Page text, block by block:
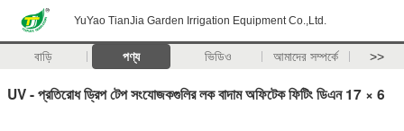
YuYao TianJia Garden Irrigation Equipment Co.,Ltd.
বাড়ি পণ্য ভিডিও আমাদের সম্পর্কে >>
UV - প্রতিরোধ ড্রিপ টেপ সংযোজকগুলির লক বাদাম অফিটেক ফিটিং ডিএন 17 × 6